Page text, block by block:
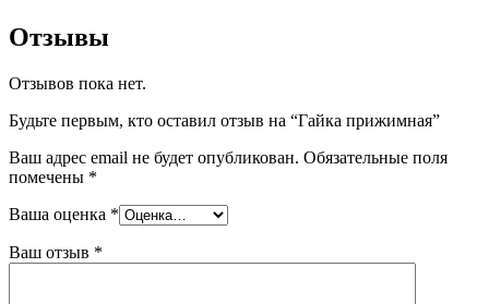
Отзывы
Отзывов пока нет.
Будьте первым, кто оставил отзыв на “Гайка прижимная”
Ваш адрес email не будет опубликован. Обязательные поля
помечены *
Ваша оценка *
Ваш отзыв *